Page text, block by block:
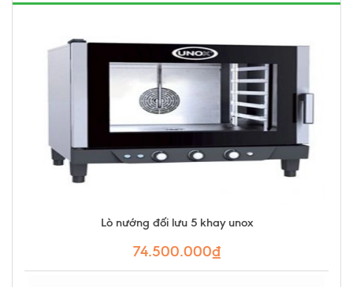
Lò nướng đối lưu 5 khay unox
74.500.000₫